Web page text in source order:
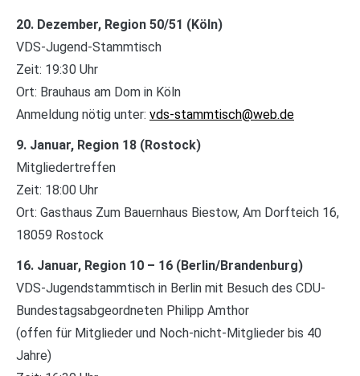
20. Dezember, Region 50/51 (Köln)
VDS-Jugend-Stammtisch
Zeit: 19:30 Uhr
Ort: Brauhaus am Dom in Köln
Anmeldung nötig unter: vds-stammtisch@web.de
9. Januar, Region 18 (Rostock)
Mitgliedertreffen
Zeit: 18:00 Uhr
Ort: Gasthaus Zum Bauernhaus Biestow, Am Dorfteich 16,
18059 Rostock
16. Januar, Region 10 – 16 (Berlin/Brandenburg)
VDS-Jugendstammtisch in Berlin mit Besuch des CDU-
Bundestagsabgeordneten Philipp Amthor
(offen für Mitglieder und Noch-nicht-Mitglieder bis 40
Jahre)